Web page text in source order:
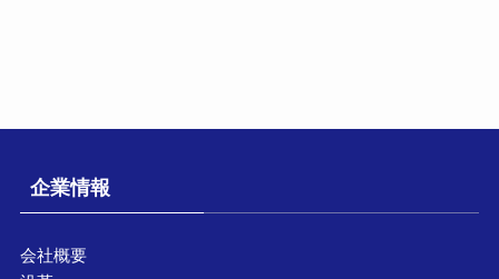
企業情報
会社概要